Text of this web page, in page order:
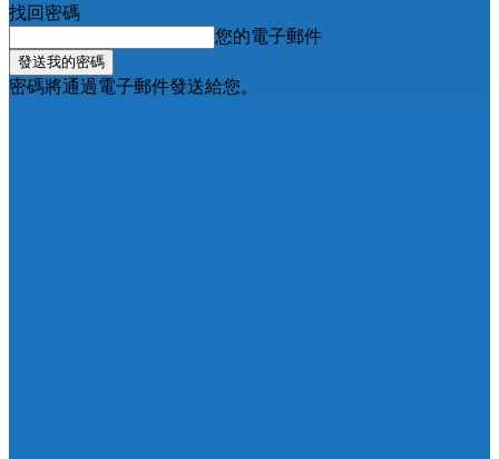
找回密碼
您的電子郵件
密碼將通過電子郵件發送給您。